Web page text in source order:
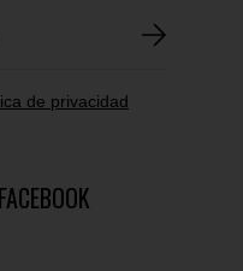
de privacidad
FACEBOOK